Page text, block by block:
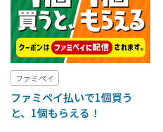
ファミペイ
ファミペイ払いで1個買う
と、1個もらえる！